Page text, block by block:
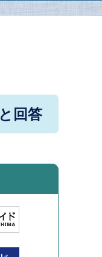
回答